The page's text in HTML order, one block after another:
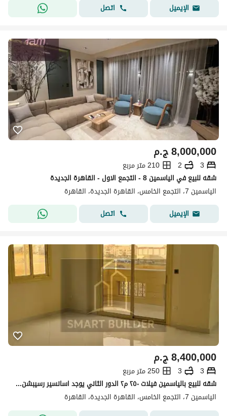
الإيميل
اتصل
ج.م8,000,000
3
2
210 متر مربع
شقه للبيع في الياسمين 8 - التجمع الاول - القاهرة الجديدة
الياسمين 7، التجمع الخامس، القاهرة الجديدة، القاهرة
الإيميل
اتصل
ج.م8,400,000
3
3
250 متر مربع
شقه للبيع بالياسمين فيلات ٢٥٠ م٢ الدور الثاني يوجد اسانسير رسيبشن ٣ قطع و ٣ غرف نوم احدهم ماستر بحمام خاص ومطبخ مفروش خشب موقع مميز
الياسمين 7، التجمع الخامس، القاهرة الجديدة، القاهرة